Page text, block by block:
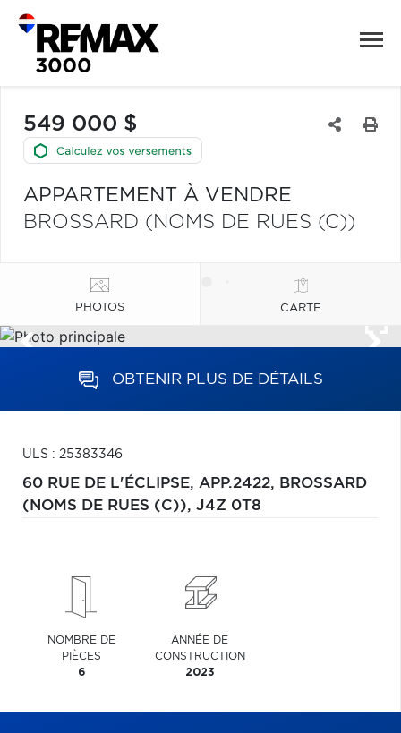
549 000 $
APPARTEMENT À VENDRE
BROSSARD (NOMS DE RUES (C))
PHOTOS CARTE
OBTENIR PLUS DE DÉTAILS
ULS : 25383346
60 RUE DE L'ÉCLIPSE, APP.2422, BROSSARD
(NOMS DE RUES (C)), J4Z 0T8
NOMBRE DE
PIÈCES
6
ANNÉE DE
CONSTRUCTION
2023